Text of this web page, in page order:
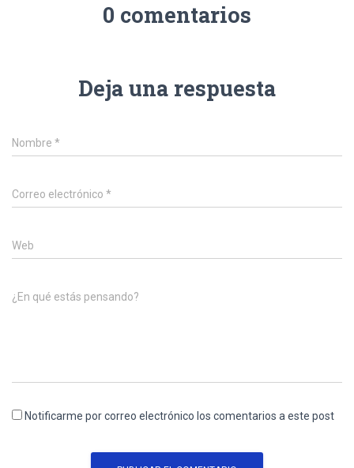
0 comentarios
Deja una respuesta
Nombre *
Correo electrónico *
Web
¿En qué estás pensando?
Notificarme por correo electrónico los comentarios a este post